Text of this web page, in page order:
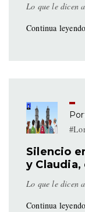
Lo que le dicen
Continua leyendo
Silencio
y
Lo que le dicen
Continua leyendo